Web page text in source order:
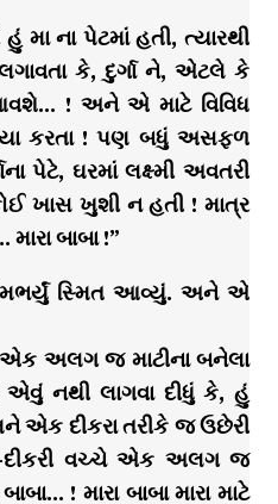
મા ના પેટમાં હતી, ત્યારથી
કે, દુર્ગા ને, એટલે કે
! અને એ માટે વિવિધ
કરતા ! પણ બધું અસફળ
પેટે, ઘરમાં લક્ષ્મી અવતરી
ખાસ ખુશી ન હતી ! માત્ર
બાબા !”
સ્મિત આવ્યું. અને એ
એક અલગ જ માટીના બનેલા
નથી લાગવા દીધું કે, હું
એક દીકરા તરીકે જ ઉછેરી
વચ્ચે એક અલગ જ
! મારા બાબા મારા માટે